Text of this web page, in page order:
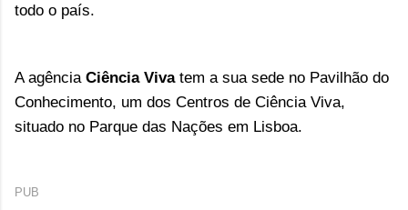
todo o país.
A agência Ciência Vivatem a sua sede no Pavilhão do
Conhecimento, um dos Centros de Ciência Viva,
situado no Parque das Nações em Lisboa.
PUB